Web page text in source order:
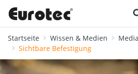
Startseite Wissen & Medien
Sichtbare Befestigung